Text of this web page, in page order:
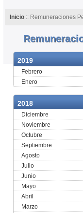
Inicio :: Remuneraciones
2019
Febrero
Enero
2018
Diciembre
Noviembre
Octubre
Septiembre
Agosto
Julio
Junio
Mayo
Abril
Marzo